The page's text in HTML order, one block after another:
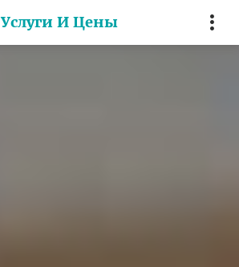
Услуги И Цены